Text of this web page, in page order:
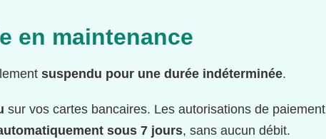
en maintenance
suspendu pour une durée indéterminée.
sur vos cartes bancaires. Les autorisations de paiement
sous 7 jours, sans aucun débit.